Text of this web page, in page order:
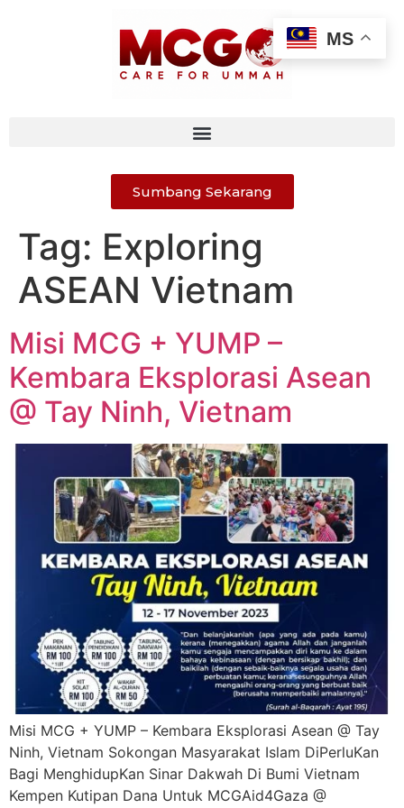
Sumbang Sekarang
Tag: Exploring
ASEAN Vietnam
Misi MCG + YUMP –
Kembara Eksplorasi Asean
@ Tay Ninh, Vietnam
Misi MCG + YUMP – Kembara Eksplorasi Asean @ Tay
Ninh, Vietnam Sokongan Masyarakat Islam DiPerluKan
Bagi MenghidupKan Sinar Dakwah Di Bumi Vietnam
Kempen Kutipan Dana Untuk MCGAid4Gaza @
MS